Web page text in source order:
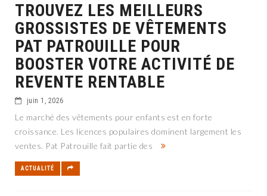
TROUVEZ LES MEILLEURS
GROSSISTES DE VÊTEMENTS
PAT PATROUILLE POUR
BOOSTER VOTRE ACTIVITÉ DE
REVENTE RENTABLE
juin 1, 2026
Le marché des vêtements pour enfants est en forte
croissance. Les licences populaires dominent largement les
ventes. Pat Patrouille fait partie des
ACTUALITÉ